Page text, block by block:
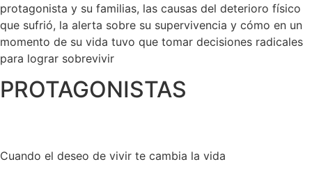
protagonista y su familias, las causas del deterioro físico
que sufrió, la alerta sobre su supervivencia y cómo en un
momento de su vida tuvo que tomar decisiones radicales
para lograr sobrevivir
PROTAGONISTAS
Cuando el deseo de vivir te cambia la vida